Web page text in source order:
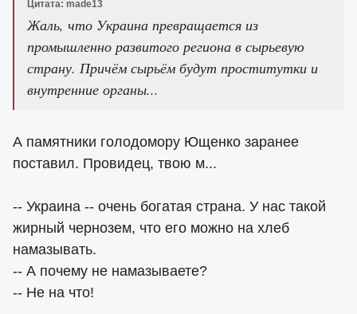
Цитата: made13
Жаль, что Украина превращается из
промышленно развитого региона в сырьевую
страну. Причём сырьём будут проститутки и
внутренние органы...
А памятники голодомору Ющенко заранее
поставил. Провидец, твою м...
-- Украина -- очень богатая страна. У нас такой
жирный чернозем, что его можно на хлеб
намазывать.
-- А почему не намазываете?
-- Не на что!